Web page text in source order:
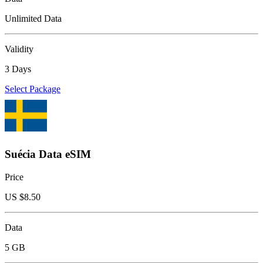
Unlimited Data
Validity
3 Days
Select Package
Suécia Data eSIM
Price
US $8.50
Data
5 GB